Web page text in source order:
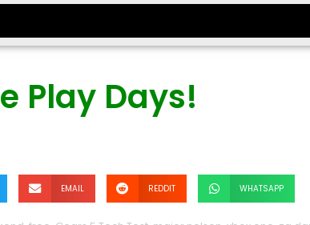
Play Days!
EMAIL REDDIT WHATSAPP